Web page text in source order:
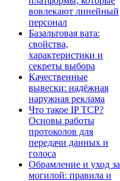
вовлекают линейный
персонал
Базальтовая вата:
свойства,
характеристики и
секреты выбора
Качественные
вывески: надёжная
наружная реклама
Что такое IP TCP?
Основы работы
протоколов для
передачи данных и
голоса
Обрамление и уход за
могилой: правила и